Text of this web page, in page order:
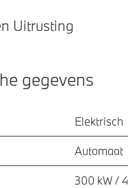
Uitrusting
gegevens
Elektrisch
Automaat
300 kW /